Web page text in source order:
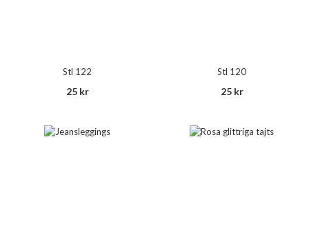
Stl 122
25 kr
Stl 120
25 kr